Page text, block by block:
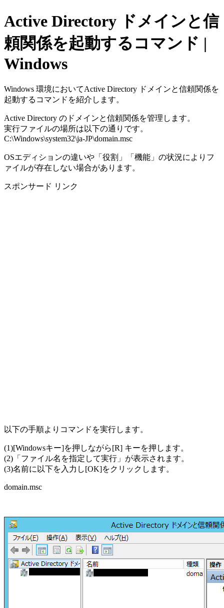
Active Directory ドメインと信
頼関係を起動するコマンド |
Windows
Windows 環境においてActive Directory ドメインと信頼関係を
起動するコマンドを紹介します。
Active Directory のドメインと信頼関係を管理します。
実行ファイルの場所は以下の通りです。
C:\Windows\system32\ja-JP\domain.msc
OSエディションの違いや「役割」「機能」の状況によりフ
ァイルが存在しない場合があります。
スポンサード リンク
以下の手順よりコマンドを実行します。
(1)[Windowsキー]を押しながら[R] キーを押します。
(2)「ファイル名を指定して実行」が表示されます。
(3)名前に以下を入力し[OK]をクリックします。
domain.msc